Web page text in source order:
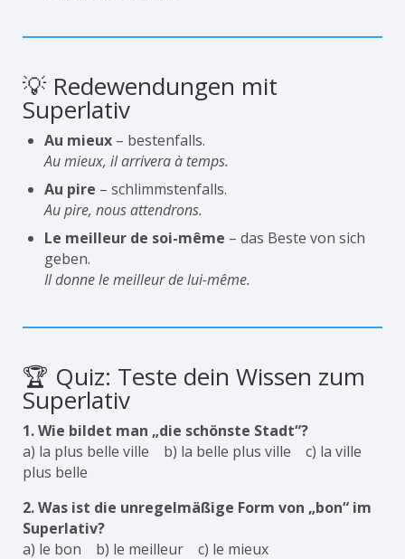
💡 Redewendungen mit
Superlativ
Au mieux – bestenfalls.
Au mieux, il arrivera à temps.
Au pire – schlimmstenfalls.
Au pire, nous attendrons.
Le meilleur de soi-même – das Beste von sich
geben.
Il donne le meilleur de lui-même.
🏆 Quiz: Teste dein Wissen zum
Superlativ
1. Wie bildet man „die schönste Stadt“?
a) la plus belle ville b) la belle plus ville c) la ville
plus belle
2. Was ist die unregelmäßige Form von „bon“ im
Superlativ?
a) le bon b) le meilleur c) le mieux